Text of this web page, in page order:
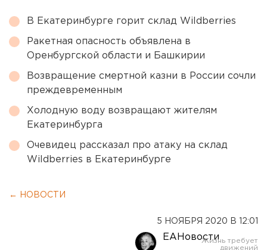
В Екатеринбурге горит склад Wildberries
Ракетная опасность объявлена в
Оренбургской области и Башкирии
Возвращение смертной казни в России сочли
преждевременным
Холодную воду возвращают жителям
Екатеринбурга
Очевидец рассказал про атаку на склад
Wildberries в Екатеринбурге
← НОВОСТИ
5 НОЯБРЯ 2020 В 12:01
ЕАНовости